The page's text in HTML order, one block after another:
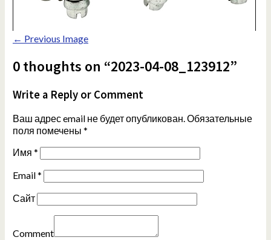
← Previous Image
0 thoughts on “2023-04-08_123912”
Write a Reply or Comment
Ваш адрес email не будет опубликован.Обязательные
поля помечены *
Имя *
Email*
Сайт
Comment